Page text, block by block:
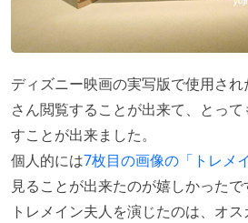
ディズニー映画の実写版で使用され
さん閲覧することが出来て、とっ
すことが出来ました。
個人的には7枚目の画像の「トレメ
見ることが出来たのが嬉しかったで
トレメイン夫人を演じたのは、オ